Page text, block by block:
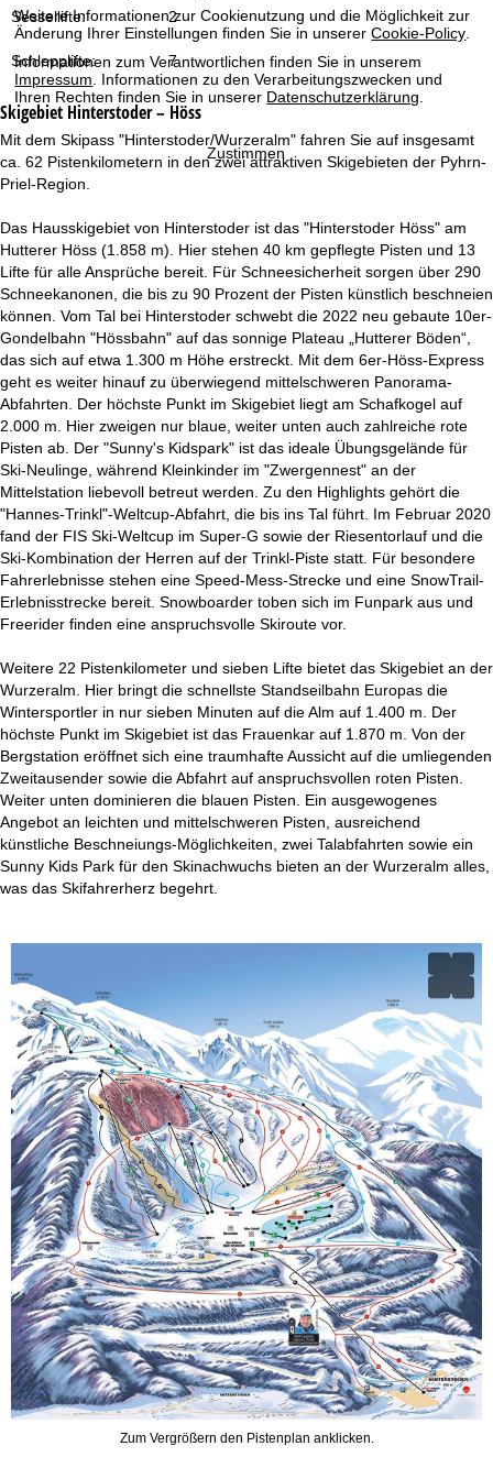
Weitere Informationen zur Cookienutzung und die Möglichkeit zur
Änderung Ihrer Einstellungen finden Sie in unsererCookie-Policy.
Informationen zum Verantwortlichen finden Sie in unserem
Impressum. Informationen zu den Verarbeitungszwecken und
Ihren Rechten finden Sie in unserer Datenschutzerklärung.
Zustimmen
e
Sessellifte: 2
Schlepplifte: 7
Skigebiet Hinterstoder – Höss
Mit dem Skipass "Hinterstoder/Wurzeralm" fahren Sie auf insgesamt
ca. 62 Pistenkilometern in den zwei attraktiven Skigebieten der Pyhrn-
Priel-Region.
Das Hausskigebiet von Hinterstoder ist das "Hinterstoder Höss" am
Hutterer Höss (1.858 m). Hier stehen 40 km gepflegte Pisten und 13
Lifte für alle Ansprüche bereit. Für Schneesicherheit sorgen über 290
Schneekanonen, die bis zu 90 Prozent der Pisten künstlich beschneien
können. Vom Tal bei Hinterstoder schwebt die 2022 neu gebaute 10er-
Gondelbahn "Hössbahn" auf das sonnige Plateau „Hutterer Böden“,
das sich auf etwa 1.300 m Höhe erstreckt. Mit dem 6er-Höss-Express
geht es weiter hinauf zu überwiegend mittelschweren Panorama-
Abfahrten. Der höchste Punkt im Skigebiet liegt am Schafkogel auf
2.000 m. Hier zweigen nur blaue, weiter unten auch zahlreiche rote
Pisten ab. Der "Sunny's Kidspark" ist das ideale Übungsgelände für
Ski-Neulinge, während Kleinkinder im "Zwergennest" an der
Mittelstation liebevoll betreut werden. Zu den Highlights gehört die
"Hannes-Trinkl"-Weltcup-Abfahrt, die bis ins Tal führt. Im Februar 2020
fand der FIS Ski-Weltcup im Super-G sowie der Riesentorlauf und die
Ski-Kombination der Herren auf der Trinkl-Piste statt. Für besondere
Fahrerlebnisse stehen eine Speed-Mess-Strecke und eine SnowTrail-
Erlebnisstrecke bereit. Snowboarder toben sich im Funpark aus und
Freerider finden eine anspruchsvolle Skiroute vor.
Weitere 22 Pistenkilometer und sieben Lifte bietet das Skigebiet an der
Wurzeralm. Hier bringt die schnellste Standseilbahn Europas die
Wintersportler in nur sieben Minuten auf die Alm auf 1.400 m. Der
höchste Punkt im Skigebiet ist das Frauenkar auf 1.870 m. Von der
Bergstation eröffnet sich eine traumhafte Aussicht auf die umliegenden
Zweitausender sowie die Abfahrt auf anspruchsvollen roten Pisten.
Weiter unten dominieren die blauen Pisten. Ein ausgewogenes
Angebot an leichten und mittelschweren Pisten, ausreichend
künstliche Beschneiungs-Möglichkeiten, zwei Talabfahrten sowie ein
Sunny Kids Park für den Skinachwuchs bieten an der Wurzeralm alles,
was das Skifahrerherz begehrt.
Zum Vergrößern den Pistenplan anklicken.